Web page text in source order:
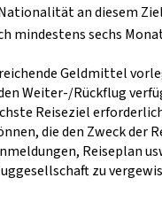
an diesem
mindestens sechs
Geldmittel
Weiter-/Rückflug
Reiseziel
die den Zweck der
Reiseplan
zu